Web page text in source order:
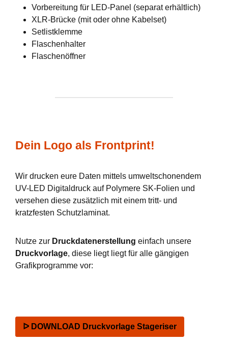
Vorbereitung für LED-Panel (separat erhältlich)
XLR-Brücke (mit oder ohne Kabelset)
Setlistklemme
Flaschenhalter
Flaschenöffner
Dein Logo als Frontprint!
Wir drucken eure Daten mittels umweltschonendem
UV-LED Digitaldruck auf Polymere SK-Folien und
versehen diese zusätzlich mit einem tritt- und
kratzfesten Schutzlaminat.
Nutze zur Druckdatenerstellung einfach unsere
Druckvorlage, diese liegt liegt für alle gängigen
Grafikprogramme vor:
ᐅ DOWNLOAD Druckvorlage Stageriser